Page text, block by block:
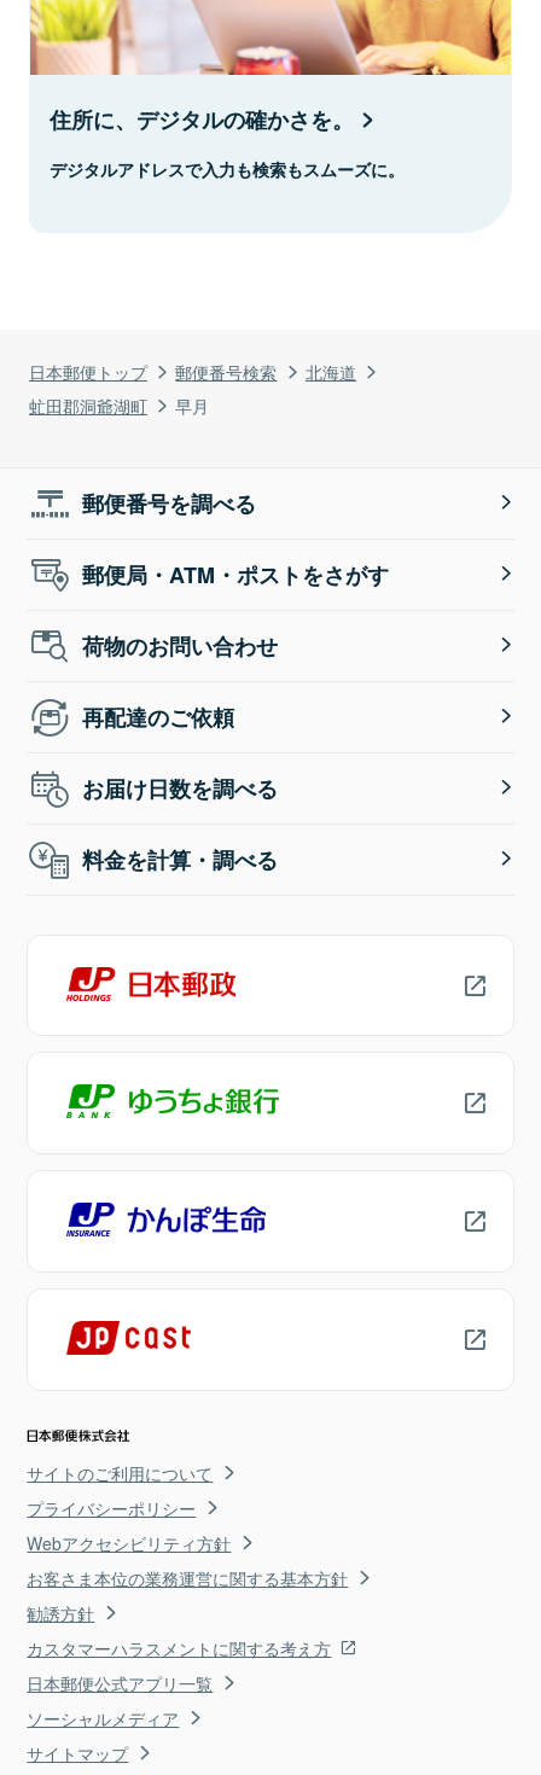
日本郵便トップ 郵便番号検索
北海道
虻田郡洞爺湖町
早月
住所に、デジタルの確かさを。
デジタルアドレスで入力も検索もスムーズに。
郵便番号を調べる
郵便局・ATM・ポストをさがす
荷物のお問い合わせ
再配達のご依頼
お届け日数を調べる
料金を計算・調べる
サイトのご利用について
プライバシーポリシー
Webアクセシビリティ方針
お客さま本位の業務運営に関する基本方針
勧誘方針
カスタマーハラスメントに関する考え方
日本郵便公式アプリ一覧
ソーシャルメディア
サイトマップ